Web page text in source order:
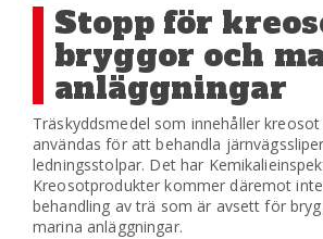
Stopp för
bryggor och
anläggningar
Träskyddsmedel som innehåller
användas för att behandla
ledningsstolpar. Det har
Kreosotprodukter kommer däremot
behandling av trä som är avsett för
marina anläggningar.